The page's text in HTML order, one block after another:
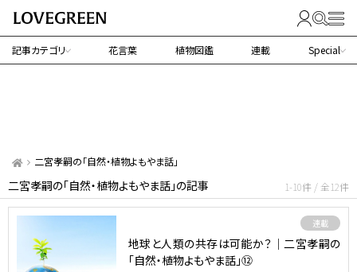
記事カテゴリ 花言葉 植物図鑑 連載 Special
二宮孝嗣の「自然・植物よもやま話」
二宮孝嗣の「自然・植物よもやま話」の記事 1-10件 / 全12件
連載
地球と人類の共存は可能か？｜二宮孝嗣の
「自然・植物よもやま話」⑫